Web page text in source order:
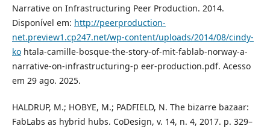
Narrative on Infrastructuring Peer Production. 2014.
Disponível em: http://peerproduction-
net.preview1.cp247.net/wp-content/uploads/2014/08/cindy-
kohtala-camille-bosque-the-story-of-mit-fablab-norway-a-
narrative-on-infrastructuring-p eer-production.pdf. Acesso
em 29 ago. 2025.
HALDRUP, M.; HOBYE, M.; PADFIELD, N. The bizarre bazaar:
FabLabs as hybrid hubs. CoDesign, v. 14, n. 4, 2017. p. 329–